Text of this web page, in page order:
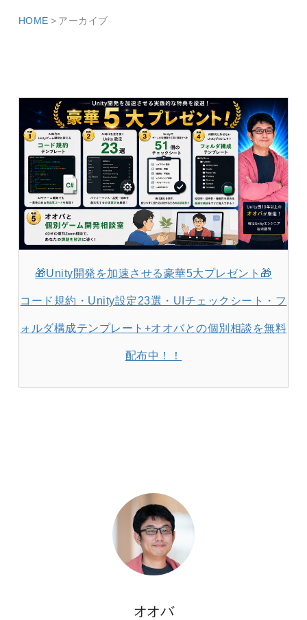
HOME アーカイブ
🎁Unity開発を加速させる豪華5大プレゼント🎁
コード規約・Unity設定23選・UIチェックシート・フ
ォルダ構成テンプレート+オオバとの個別相談を無料
配布中！！
オオバ